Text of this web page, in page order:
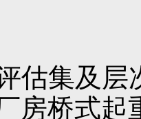
估集及层
房桥式起